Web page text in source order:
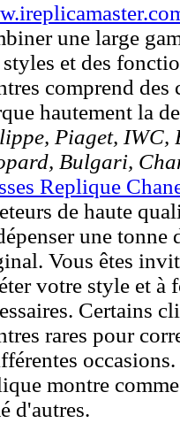
une large
styles et des
comprend des
hautement la
Piaget, IWC,
Bulgari,
Replique
de haute
une
Vous êtes
votre style et à
Certains
rares pour
montre
d'autres.